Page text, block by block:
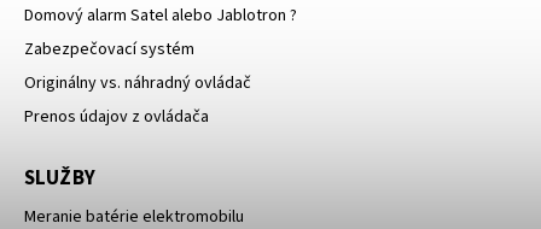
Domový alarm Satel alebo Jablotron ?
Zabezpečovací systém
Originálny vs. náhradný ovládač
Prenos údajov z ovládača
SLUŽBY
Meranie batérie elektromobilu